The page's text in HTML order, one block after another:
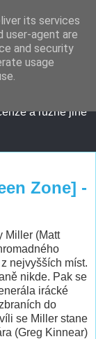
a různé jiné
Zone] -
Miller (Matt
nejvyšších míst.
nikde. Pak se
irácké
do
se Miller stane
(Greg Kinnear)
its services
user-agent are
and security
usage